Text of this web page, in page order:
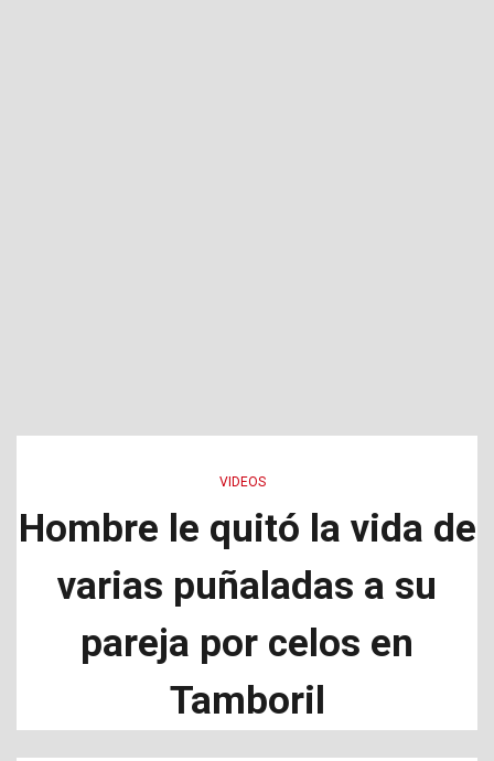
VIDEOS
Hombre le quitó la vida de
varias puñaladas a su
pareja por celos en
Tamboril